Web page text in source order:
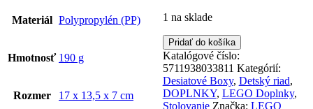
1 na sklade
množstvo
LEGO
City
Desiatový
Box
40521735
Pridať do košíka
Katalógové číslo:
5711938033811 Kategórií:
Desiatové Boxy, Detský riad,
DOPLNKY, LEGO Doplnky,
Stolovanie Značka: LEGO
Materiál Polypropylén (PP)
Hmotnosť 190 g
Rozmer 17 x 13,5 x 7 cm